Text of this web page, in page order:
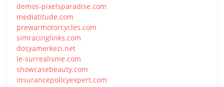
demos-pixelsparadise.com
mediatitude.com
prewarmotorcycles.com
simracinglinks.com
dosyamerkezi.net
le-surrealisme.com
showcasebeauty.com
insurancepolicyexpert.com